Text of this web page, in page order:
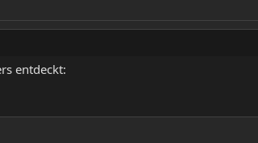
entdeckt: